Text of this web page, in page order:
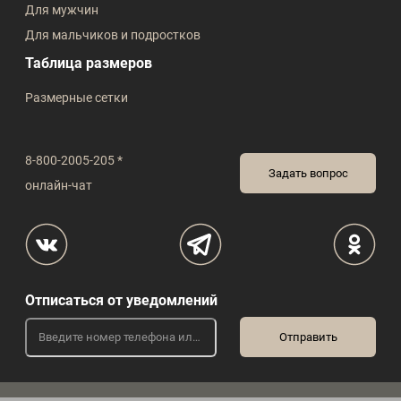
8-800-2005-205 *
онлайн-чат
Задать вопрос
Для мужчин
Для мальчиков и подростков
Таблица размеров
Размерные сетки
Отписаться от уведомлений